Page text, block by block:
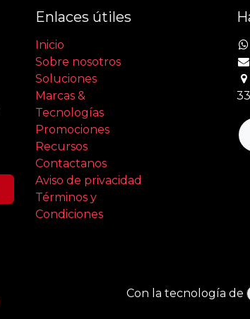
Enlaces útiles
Inicio
Sobre nosotros
Soluciones
Marcas &
Tecnologías
Promociones
Recursos
Contactanos
Aviso de privacidad
Términos y
Condiciones
Con la tecnología de